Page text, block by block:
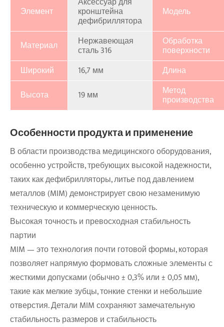
Элемент кронштейна
дефибриллятора
Модель
Материал Нержавеющая
сталь 316
Обработка
поверхности
Широкий
16,7 мм
Длина
Высота
19 мм Метод
производства
Особенности продукта и применение
В области производства медицинского оборудования,
особенно устройств, требующих высокой надежности,
таких как дефибрилляторы, литье под давлением
металлов (MIM) демонстрирует свою незаменимую
техническую и коммерческую ценность.
Высокая точность и превосходная стабильность
партии
MIM — это технология почти готовой формы, которая
позволяет напрямую формовать сложные элементы с
жесткими допусками (обычно ± 0,3% или ± 0,05 мм),
такие как мелкие зубцы, тонкие стенки и небольшие
отверстия. Детали MIM сохраняют замечательную
стабильность размеров и стабильность